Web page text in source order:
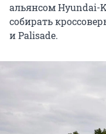
альянсом Hyundai-
собирать
и Palisade.